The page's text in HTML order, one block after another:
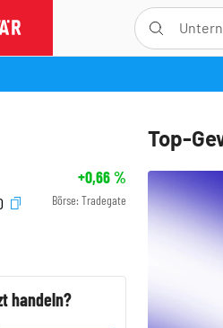
Top-
+0,66%
Börse: Tradegate
handeln?